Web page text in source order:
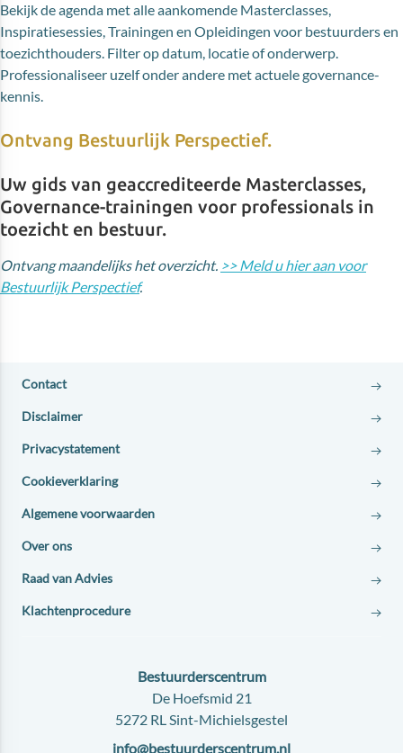
Bekijk de agenda met alle aankomende Masterclasses,
Inspiratiesessies, Trainingen en Opleidingen voor bestuurders en
toezichthouders. Filter op datum, locatie of onderwerp.
Professionaliseer uzelf onder andere met actuele governance-
kennis.
Ontvang Bestuurlijk Perspectief.
Uw gids van geaccrediteerde Masterclasses,
Governance-trainingen voor professionals in
toezicht en bestuur.
Ontvang maandelijks het overzicht. >> Meld u hier aan voor
Bestuurlijk Perspectief.
Contact
Disclaimer
Privacystatement
Cookieverklaring
Algemene voorwaarden
Over ons
Raad van Advies
Klachtenprocedure
Contact:
Bestuurderscentrum
Adres:
De Hoefsmid 21
5272 RL Sint-Michielsgestel
E-
info@bestuurderscentrum.nl